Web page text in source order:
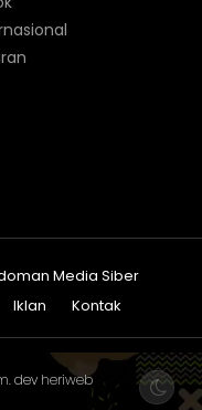
Media Siber
Iklan Kontak
. dev heriweb